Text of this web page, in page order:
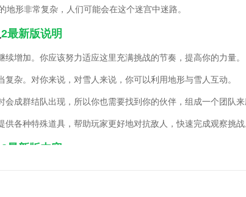
地形非常复杂，人们可能会在这个迷宫中迷路。
2最新版说明
续增加。你应该努力适应这里充满挑战的节奏，提高你的力量。
复杂。对你来说，对雪人来说，你可以利用地形与雪人互动。
会成群结队出现，所以你也需要找到你的伙伴，组成一个团队来
供各种特殊道具，帮助玩家更好地对抗敌人，快速完成观察挑战
2最新版内容
来。城堡里有很多雪人。如果他们被暴露，他们将被包围。